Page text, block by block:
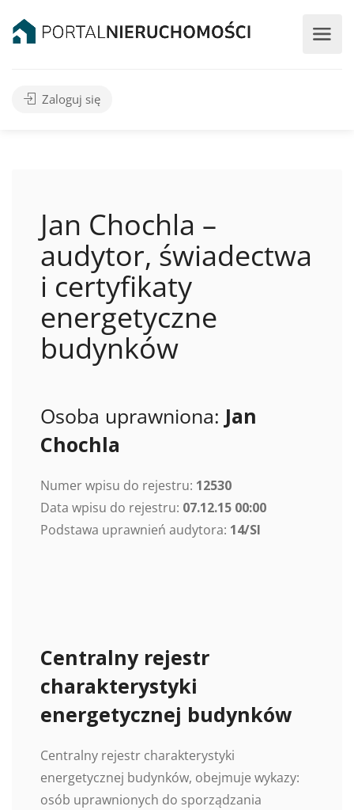
Zaloguj się
Jan Chochla –
audytor, świadectwa
i certyfikaty
energetyczne
budynków
Osoba uprawniona: Jan
Chochla
Numer wpisu do rejestru: 12530
Data wpisu do rejestru: 07.12.15 00:00
Podstawa uprawnień audytora: 14/Sl
Centralny rejestr
charakterystyki
energetycznej budynków
Centralny rejestr charakterystyki
energetycznej budynków, obejmuje wykazy:
osób uprawnionych do sporządzania